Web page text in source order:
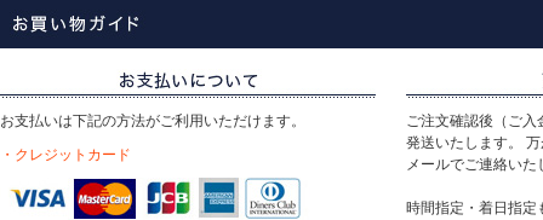
お支払いは下記の方法がご利用いただけます。
・クレジットカード
ご注文確認後（ご
発送いたします。
メールでご連絡いた
時間指定・着日指定